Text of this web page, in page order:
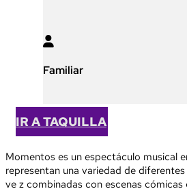

Familiar
IR A TAQUILLA
Momentos es un espectáculo musical
representan una variedad de
ve z combinadas con escenas